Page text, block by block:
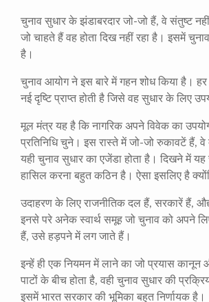
चुनाव सुधार के झंडाबरदार जो-जो हैं, वे संतुष्ट
जो चाहते हैं वह होता दिख नहीं रहा है। इसमें
है।
चुनाव आयोग ने इस बारे में गहन शोध किया है।
नई दृष्टि प्राप्त होती है जिसे वह सुधार के लिए
मूल मंत्र यह है कि नागरिक अपने विवेक का
प्रतिनिधि चुने। इस रास्ते में जो-जो रुकावटें हैं, वे
यही चुनाव सुधार का एजेंडा होता है। दिखने में
हासिल करना बहुत कठिन है। ऐसा इसलिए है
उदाहरण के लिए राजनीतिक दल हैं, सरकारें हैं,
इनसे परे अनेक स्वार्थ समूह जो चुनाव को अपने
हैं, उसे हड़पने में लग जाते हैं।
इन्हें ही एक नियमन में लाने का जो प्रयास
पाटों के बीच होता है, वही चुनाव सुधार की
इसमें भारत सरकार की भूमिका बहुत निर्णायक है।